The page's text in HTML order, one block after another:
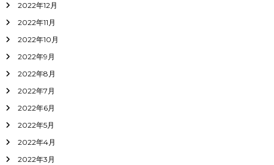
2022年12月
2022年11月
2022年10月
2022年9月
2022年8月
2022年7月
2022年6月
2022年5月
2022年4月
2022年3月